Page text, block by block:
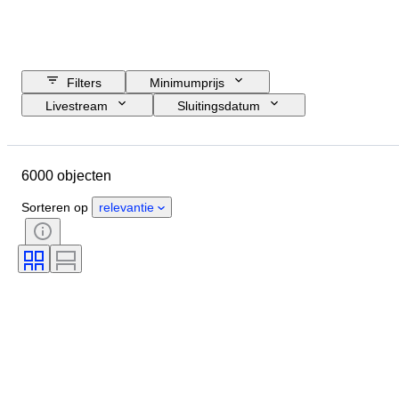
Filters
Minimumprijs
Livestream
Sluitingsdatum
Land van herkomst
Geslacht
Conditie
Steen
Certificaat
Handtekening
Geslepen
6000 objecten
Sorteren op relevantie